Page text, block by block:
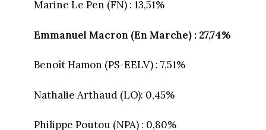
Marine Le Pen (FN) : 13,51%
Emmanuel Macron (En Marche) : 27,74%
Benoît Hamon (PS-EELV) : 7,51%
Nathalie Arthaud (LO): 0,45%
Philippe Poutou (NPA) : 0,80%